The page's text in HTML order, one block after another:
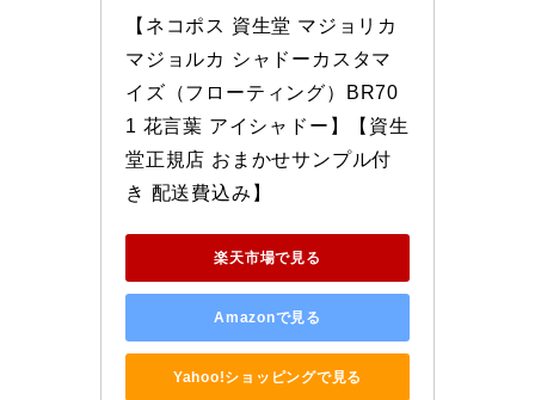
【ネコポス 資生堂 マジョリカ
マジョルカ シャドーカスタマ
イズ（フローティング）BR70
1 花言葉 アイシャドー】【資生
堂正規店 おまかせサンプル付
き 配送費込み】
楽天市場で見る
Amazonで見る
Yahoo!ショッピングで見る